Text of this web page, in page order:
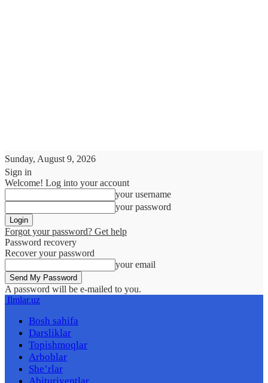
Sunday, August 9, 2026
Sign in
Welcome! Log into your account
your username
your password
Forgot your password? Get help
Password recovery
Recover your password
your email
A password will be e-mailed to you.
Ilmlar.uz
Bosh sahifa
Darsliklar
Topishmoqlar
Arboblar
She’rlar